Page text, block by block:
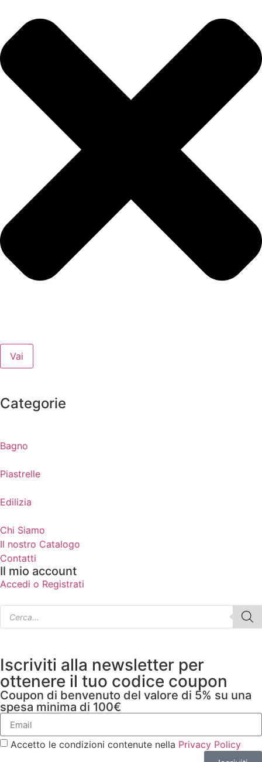
Vai
Categorie
Bagno
Piastrelle
Edilizia
Chi Siamo
Il nostro Catalogo
Contatti
Il mio account
Accedi o Registrati
Iscriviti alla newsletter per
ottenere il tuo codice coupon
Coupon di benvenuto del valore di 5% su una
spesa minima di 100€
Accetto le condizioni contenute nella Privacy Policy